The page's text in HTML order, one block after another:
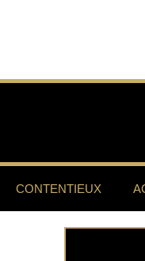
CONTENTIEUX